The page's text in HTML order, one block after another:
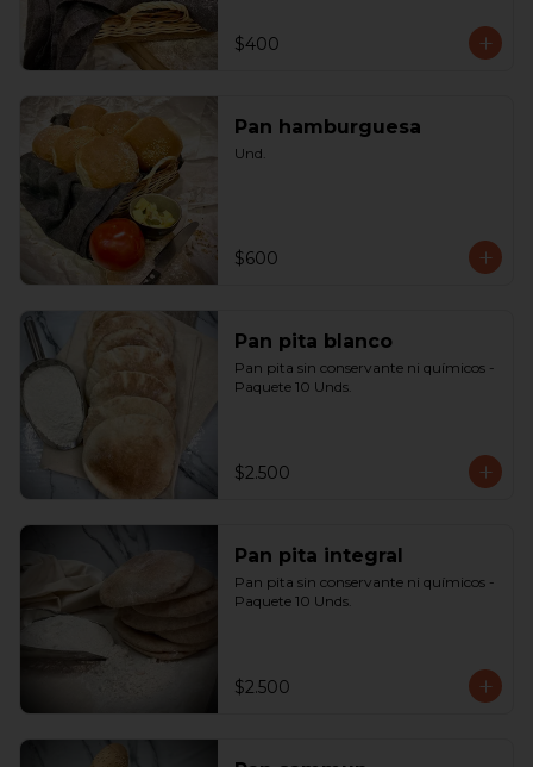
$400
Pan hamburguesa
Und.
$600
Pan pita blanco
Pan pita sin conservante ni químicos -
Paquete 10 Unds.
$2.500
Pan pita integral
Pan pita sin conservante ni químicos -
Paquete 10 Unds.
$2.500